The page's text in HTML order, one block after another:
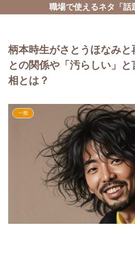
職場で使えるネタ「話
柄本時生がさとうほなみと
との関係や「汚らしい」
相とは？
一般